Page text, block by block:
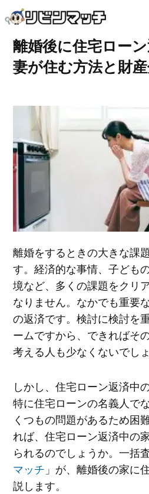
離婚後に住宅ロー
妻が住む方法と財
離婚をするときの大きな課
す。経済的な事情、子ども
境など、多くの課題をクリ
なりません。なかでも重要
の返済です。検討に検討を
ームですから、できればそ
考える人も少なくないでしょ
しかし、住宅ローン返済中
特に住宅ローンの名義人で
くつもの問題があるため困
れば、住宅ローン返済中の
られるのでしょうか。一括
マッチ 」が、離婚後の家に
説します。